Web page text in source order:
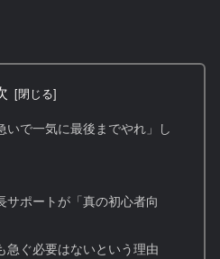
いで一気に最後までやれ」し
サポートが「真の初心者向
急ぐ必要はないという理由